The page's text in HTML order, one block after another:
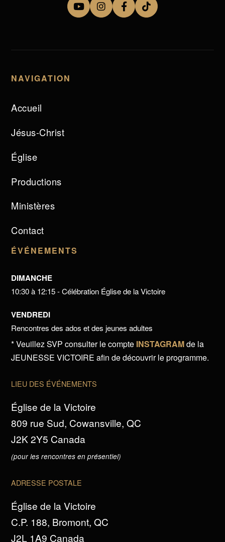
NAVIGATION
Accueil
Jésus-Christ
Église
Productions
Ministères
Contact
ÉVÉNEMENTS
DIMANCHE
10:30 à 12:15 - Célébration Église de la Victoire
VENDREDI
Rencontres des ados et des jeunes adultes
* Veuillez SVP consulter le compte INSTAGRAMde la
JEUNESSE VICTOIRE afin de découvrir le programme.
LIEU DES ÉVÉNEMENTS
Église de la Victoire
809 rue Sud, Cowansville, QC
J2K 2Y5 Canada
(pour les rencontres en présentiel)
ADRESSE POSTALE
Église de la Victoire
C.P. 188, Bromont, QC
J2L 1A9 Canada